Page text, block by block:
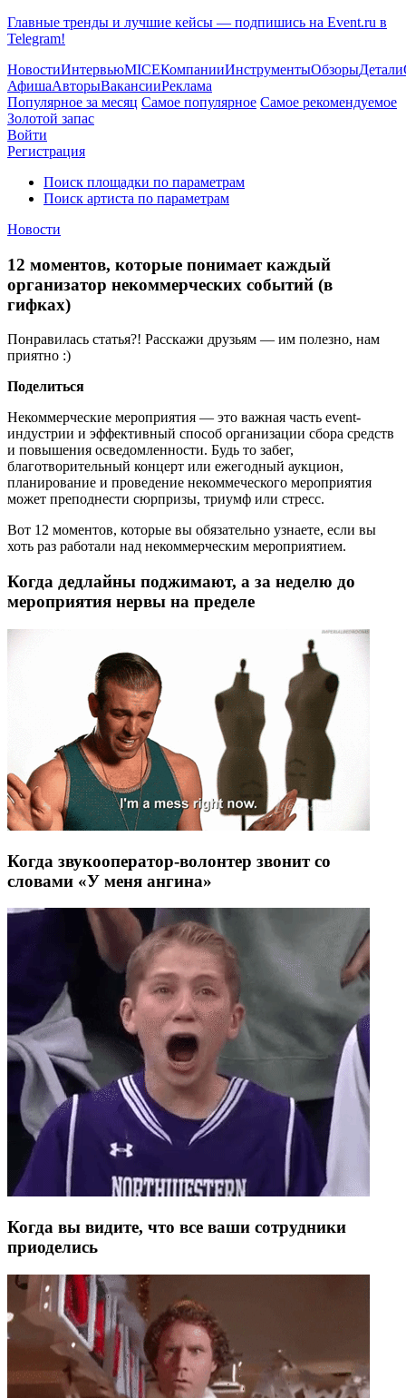
Главные тренды и лучшие кейсы — подпишись на Event.ru в
Telegram!
НовостиИнтервьюMICEКомпанииИнструментыОбзорыДетали
АфишаАвторыВакансииРеклама
Популярное за месяц Самое популярное Самое рекомендуемое
Золотой запас
Войти
Регистрация
Поиск площадки по параметрам
Поиск артиста по параметрам
Новости
12 моментов, которые понимает каждый
организатор некоммерческих событий (в
гифках)
Понравилась статья?! Расскажи друзьям — им полезно, нам
приятно :)
Поделиться
Некоммерческие мероприятия — это важная часть event-
индустрии и эффективный способ организации сбора средств
и повышения осведомленности. Будь то забег,
благотворительный концерт или ежегодный аукцион,
планирование и проведение некоммеческого мероприятия
может преподнести сюрпризы, триумф или стресс.
Вот 12 моментов, которые вы обязательно узнаете, если вы
хоть раз работали над некоммерческим мероприятием.
Когда дедлайны поджимают, а за неделю до
мероприятия нервы на пределе
Когда звукооператор-волонтер звонит со
словами «У меня ангина»
Когда вы видите, что все ваши сотрудники
приоделись